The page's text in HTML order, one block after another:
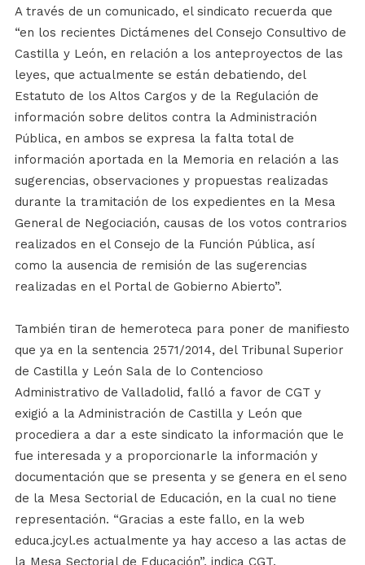
A través de un comunicado, el sindicato recuerda que
“en los recientes Dictámenes del Consejo Consultivo de
Castilla y León, en relación a los anteproyectos de las
leyes, que actualmente se están debatiendo, del
Estatuto de los Altos Cargos y de la Regulación de
información sobre delitos contra la Administración
Pública, en ambos se expresa la falta total de
información aportada en la Memoria en relación a las
sugerencias, observaciones y propuestas realizadas
durante la tramitación de los expedientes en la Mesa
General de Negociación, causas de los votos contrarios
realizados en el Consejo de la Función Pública, así
como la ausencia de remisión de las sugerencias
realizadas en el Portal de Gobierno Abierto”.
También tiran de hemeroteca para poner de manifiesto
que ya en la sentencia 2571/2014, del Tribunal Superior
de Castilla y León Sala de lo Contencioso
Administrativo de Valladolid, falló a favor de CGT y
exigió a la Administración de Castilla y León que
procediera a dar a este sindicato la información que le
fue interesada y a proporcionarle la información y
documentación que se presenta y se genera en el seno
de la Mesa Sectorial de Educación, en la cual no tiene
representación. “Gracias a este fallo, en la web
educa.jcyl.es actualmente ya hay acceso a las actas de
la Mesa Sectorial de Educación”, indica CGT.